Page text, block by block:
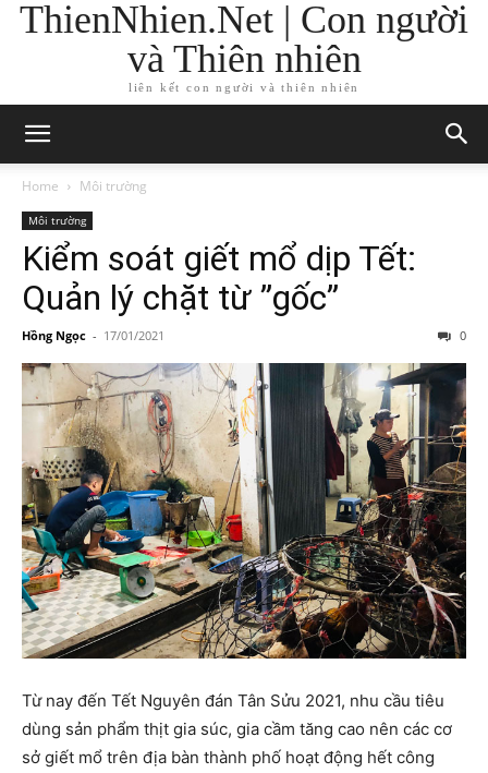
ThienNhien.Net | Con người
và Thiên nhiên
liên kết con người và thiên nhiên
Home Môi trường
Môi trường
Kiểm soát giết mổ dịp Tết:
Quản lý chặt từ ”gốc”
Hồng Ngọc - 17/01/2021 0
Từ nay đến Tết Nguyên đán Tân Sửu 2021, nhu cầu tiêu
dùng sản phẩm thịt gia súc, gia cầm tăng cao nên các cơ
sở giết mổ trên địa bàn thành phố hoạt động hết công